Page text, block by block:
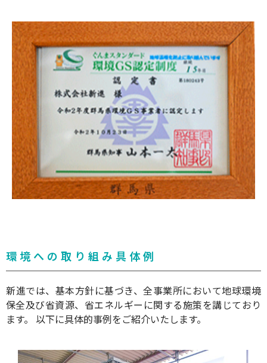
環境への取り組み具体例
新進では、基本方針に基づき、全事業所において地球環境
保全及び省資源、省エネルギーに関する施策を講じており
ます。 以下に具体的事例をご紹介いたします。